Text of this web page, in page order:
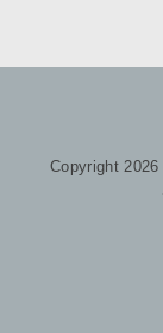
Copyright 2026